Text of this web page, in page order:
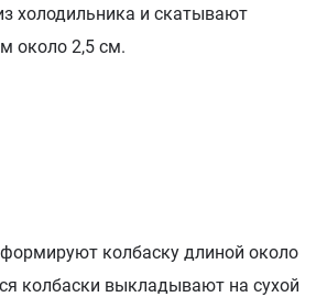
холодильника и скатывают
около 2,5 см.
колбаску длиной около
колбаски выкладывают на сухой